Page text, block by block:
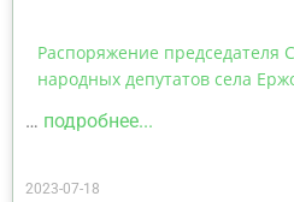
Распоряжение председателя
народных депутатов села
… подробнее...
2023-07-18